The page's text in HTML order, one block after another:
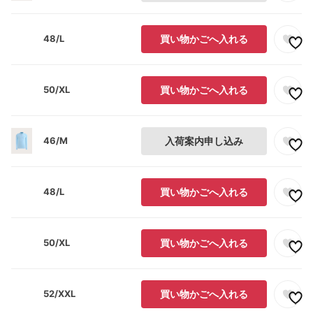
48/L 買い物かごへ入れる
50/XL 買い物かごへ入れる
46/M 入荷案内申し込み
48/L 買い物かごへ入れる
50/XL 買い物かごへ入れる
52/XXL 買い物かごへ入れる